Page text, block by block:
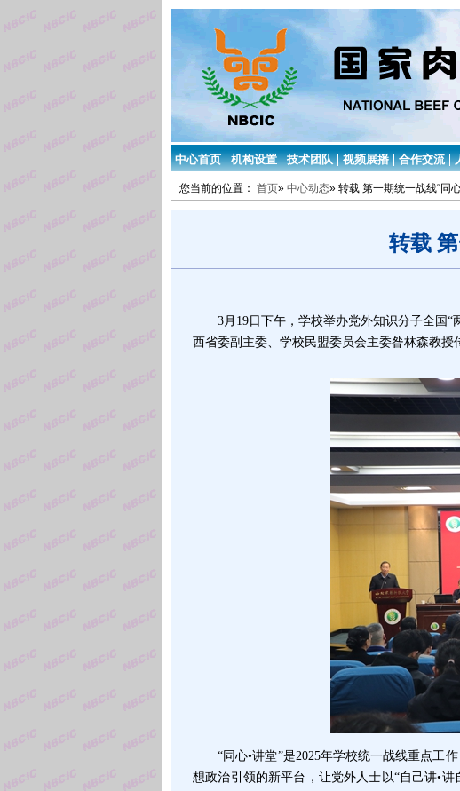
中心首页 机构设置 技术团队 视频展播 合作交流
您当前的位置： 首页» 中心动态» 转载 第一期统一战线“同
转载
3月 19 日下午，学校举办党外知识分子全国 “
西省委副主委、学校民盟委员会主委昝林森教授
“ 同心•讲堂”是2025年学校统一战线重点工
想政治引领的新平台，让党外人士以“自己讲•讲